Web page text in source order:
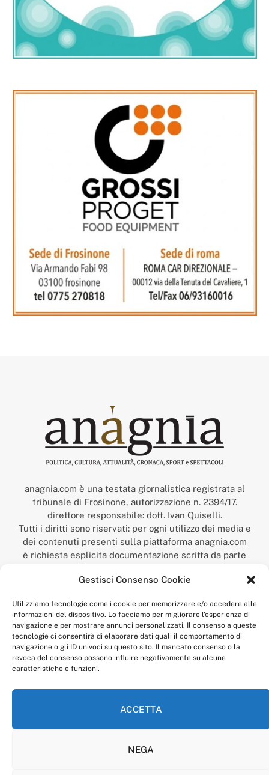
Gestisci Consenso Cookie
Utilizziamo tecnologie come i cookie per memorizzare e/o accedere alle
informazioni del dispositivo. Lo facciamo per migliorare l'esperienza di
navigazione e per mostrare annunci personalizzati. Il consenso a queste
tecnologie ci consentirà di elaborare dati quali il comportamento di
navigazione o gli ID univoci su questo sito. Il mancato consenso o la
revoca del consenso possono influire negativamente su alcune
caratteristiche e funzioni.
ACCETTA
NEGA
anagnia.com è una testata giornalistica registrata al
tribunale di Frosinone, autorizzazione n. 2394/17.
direttore responsabile: dott. Ivan Quiselli.
Tutti i diritti sono riservati: per ogni utilizzo dei media e
dei contenuti presenti sulla piattaforma anagnia.com
è richiesta esplicita documentazione scritta da parte
“Anagnia” è un marchio registrato presso l’Ufficio Italiano
Economico,
num. registrazione: 302017000014044 del 9 febbraio 2017.
Per contatti:redazione@anagnia.com
COOKIE POLICY